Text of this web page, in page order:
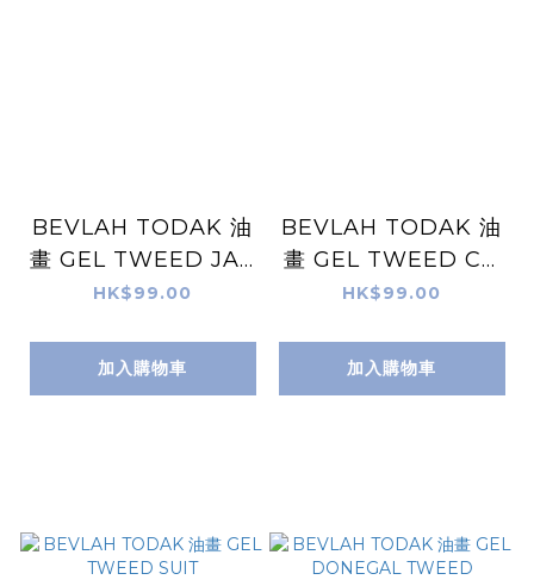
BEVLAH TODAK 油
畫 GEL TWEED JAC
KET
HK$99.00
加入購物車
BEVLAH TODAK 油
畫 GEL TWEED CO
AT
HK$99.00
加入購物車